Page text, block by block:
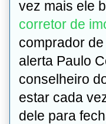
vez mais ele
corretor de
comprador
alerta Paulo
conselheiro
estar cada
dele para